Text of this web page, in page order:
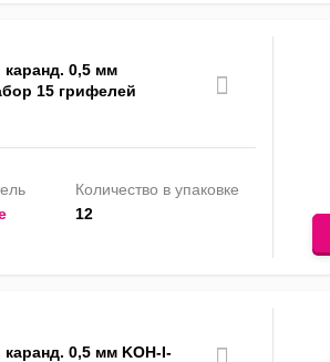
0,5 мм
15 грифелей
Количество в упаковке
12
0,5 мм KOH-I-